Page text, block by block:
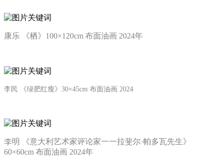
康乐 《栖》100×120cm 布面油画 2024年
李民 《绿肥红瘦》30×45cm 布面油画 2024
李明 《意大利艺术家评论家一一拉斐尔·帕多瓦先生》
60×60cm 布面油画 2024年